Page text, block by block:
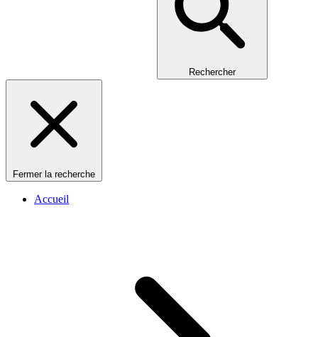
Rechercher
Fermer la recherche
Accueil